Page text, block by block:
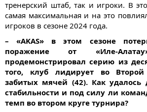
тренерский штаб, так и игроки. В
самая максимальная и на это
игроков в сезоне 2024 года.
– «AKAS» в этом сезоне
поражение от «Иле-
продемонстрировал серию из
того, клуб лидирует во
забитых мячей (42). Как удалось
стабильности и под силу ли
темп во втором круге турнира?